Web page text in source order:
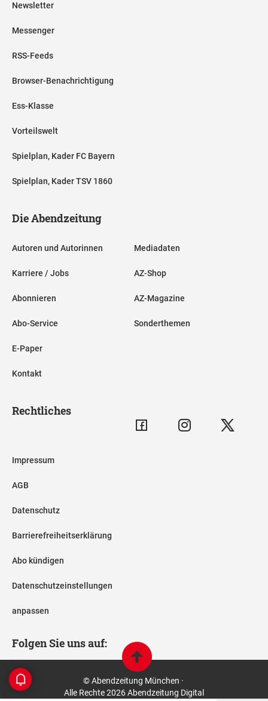
Newsletter
Messenger
RSS-Feeds
Browser-Benachrichtigung
Ess-Klasse
Vorteilswelt
Spielplan, Kader FC Bayern
Spielplan, Kader TSV 1860
Die Abendzeitung
Autoren und Autorinnen
Karriere / Jobs
Abonnieren
Abo-Service
E-Paper
Kontakt
Mediadaten
AZ-Shop
AZ-Magazine
Sonderthemen
Rechtliches
Impressum
AGB
Datenschutz
Barrierefreiheitserklärung
Abo kündigen
Datenschutzeinstellungen
anpassen
Folgen Sie uns auf:
© Abendzeitung München ·
Alle Rechte 2026 Abendzeitung Digital